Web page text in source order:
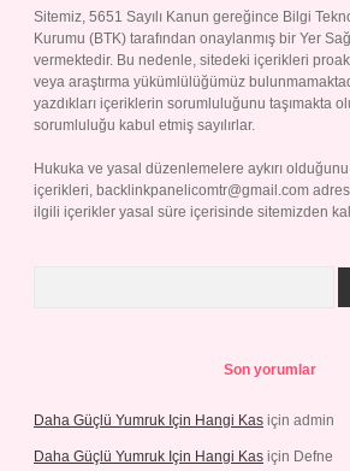
Sitemiz, 5651 Sayılı Kanun gereğince Bilgi
Kurumu (BTK) tarafından onaylanmış bir Yer
vermektedir. Bu nedenle, sitedeki içerikleri
veya araştırma yükümlülüğümüz
yazdıkları içeriklerin sorumluluğunu taşımakta
sorumluluğu kabul etmiş sayılırlar.
Hukuka ve yasal düzenlemelere aykırı
içerikleri, backlinkpanelicomtr@gmail.com
ilgili içerikler yasal süre içerisinde sitemizden
Son yorumlar
Daha Güçlü Yumruk Için Hangi Kas için admin
Daha Güçlü Yumruk Için Hangi Kas için Defne